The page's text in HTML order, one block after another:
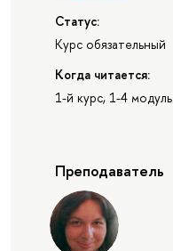
Статус:
Курс обязательный
Когда читается:
1-й курс, 1-4 модуль
Преподаватель